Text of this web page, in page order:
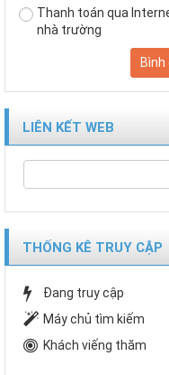
Thanh toán qua
nhà trường
LIÊN KẾT WEB
THỐNG KÊ TRUY CẬP
Đang truy cập
Máy chủ tìm kiếm
Khách viếng thăm